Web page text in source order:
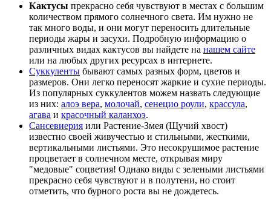
Кактусы прекрасно себя чувствуют в местах с большим
количеством прямого солнечного света. Им нужно не
так много воды, и они могут переносить длительные
периоды жары и засухи. Подробную информацию о
различных видах кактусов вы найдете на нашем сайте
или на любых других ресурсах в интернете.
Суккуленты бывают самых разных форм, цветов и
размеров. Они легко переносят жаркие и сухие периоды.
Из популярных суккулентов можем назвать следующие
из них: алоэ вера, молочай, сенецио роули, крассула,
агава и красочный каланхоэ.
Сансевиерия или Растение-Змея (Щучий хвост)
известно своей живучестью и стильными, жесткими,
вертикальными листьями. Это несокрушимое растение
процветает в солнечном месте, открывая миру
"медовые" соцветия! Однако виды с зелеными листьями
прекрасно себя чувствуют и в полутени, но стоит
отметить, что бурного роста вы не дождетесь.